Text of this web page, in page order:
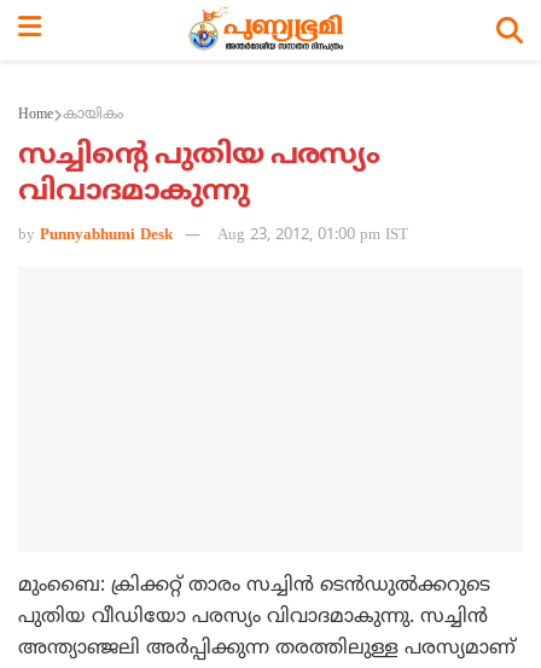
Home കായികം
സച്ചിന്റെ പുതിയ പരസ്യം
വിവാദമാകുന്നു
by Punnyabhumi Desk Aug 23, 2012, 01:00 pm IST
മുംബൈ: ക്രിക്കറ്റ് താരം സച്ചിന്‍ ടെന്‍ഡുല്‍ക്കറുടെ
പുതിയ വീഡിയോ പരസ്യം വിവാദമാകുന്നു. സച്ചിന്‍
അന്ത്യാഞ്ജലി അര്‍പ്പിക്കുന്ന തരത്തിലുള്ള പരസ്യമാണ്